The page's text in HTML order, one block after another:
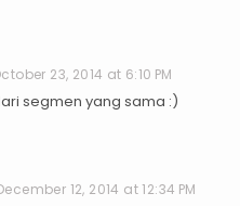
23, 2014 at 6:10 PM
segmen yang sama :)
12, 2014 at 12:34 PM